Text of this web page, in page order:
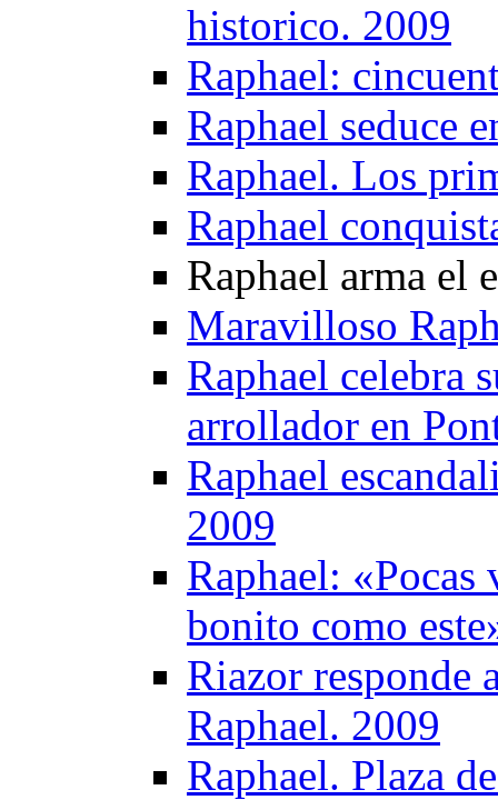
historico. 2009
Raphael:
Raphael seduce
Raphael. Los
Raphael
Raphael arma el
Maravilloso
Raphael celebra
arrollador en
Raphael
2009
Raphael: «Pocas
bonito como
Riazor responde
Raphael. 2009
Raphael. Plaza